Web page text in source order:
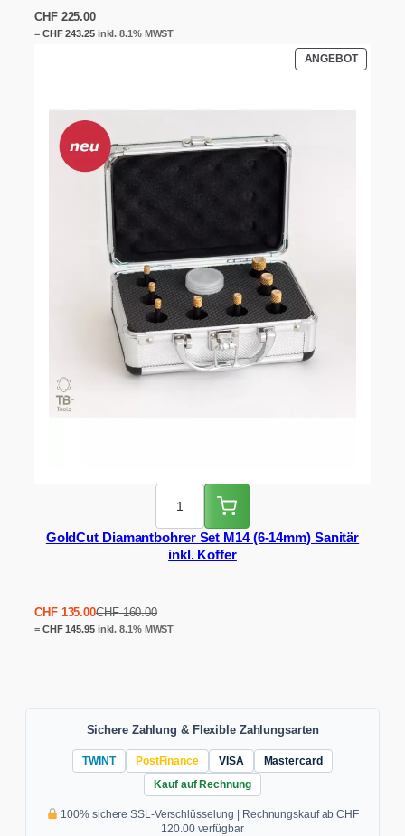
CHF225.00
= CHF243.25inkl. 8.1% MWST
ANGEBOT
IM
GoldCut Diamantbohrer Set M14 (6-14mm) Sanitär
inkl. Koffer
CHF160.00
Ursprünglicher
Preis
CHF135.00
Aktueller
Preis
= CHF145.95inkl. 8.1% MWST
Sichere Zahlung & Flexible Zahlungsarten
TWINT PostFinance VISA
Mastercard
Kauf auf Rechnung
100% sichere SSL-Verschlüsselung | Rechnungskauf ab CHF
120.00 verfügbar